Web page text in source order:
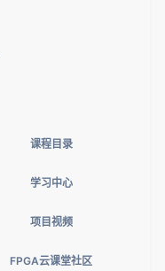
课程目录
学习中心
项目视频
FPGA云课堂社区